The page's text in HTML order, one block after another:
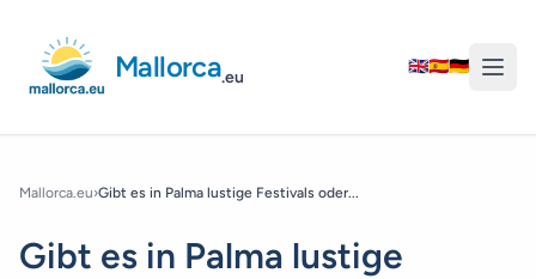
Mallorca.eu
🇬🇧🇪🇸🇩🇪
Mallorca.eu›Gibt es in Palma lustige Festivals oder...
Gibt es in Palma lustige